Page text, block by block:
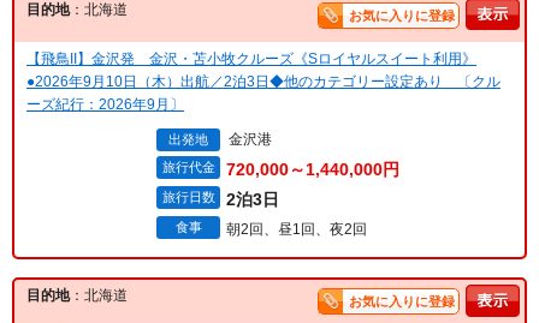
目的地：北海道 お気に入りに登録
【飛鳥II】金沢発 金沢・苫小牧クルーズ《Sロイヤルスイート利用》
●2026年9月10日（木）出航／2泊3日◆他のカテゴリー設定あり 〔クル
ーズ紀行：2026年9月〕
出発地 金沢港
旅行代金 720,000～1,440,000円
旅行日数 2泊3日
食事 朝2回、昼1回、夜2回
目的地：北海道 お気に入りに登録